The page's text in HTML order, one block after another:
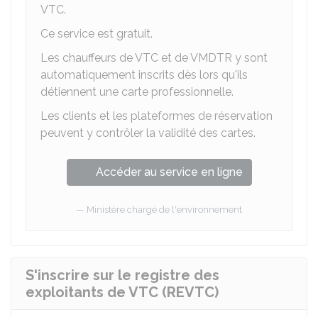
VTC.
Ce service est gratuit.
Les chauffeurs de VTC et de VMDTR y sont
automatiquement inscrits dès lors qu'ils
détiennent une carte professionnelle.
Les clients et les plateformes de réservation
peuvent y contrôler la validité des cartes.
Accéder au service en ligne
Ministère chargé de l'environnement
S'inscrire sur le registre des
exploitants de VTC (REVTC)